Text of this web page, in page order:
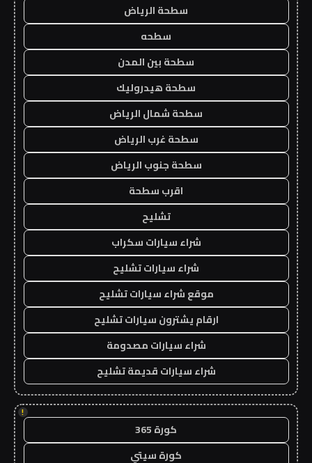
سطحة الرياض
سطحه
سطحة بين المدن
سطحة هيدروليك
سطحة شمال الرياض
سطحة غرب الرياض
سطحة جنوب الرياض
اقرب سطحة
تشليح
شراء سيارات سكراب
شراء سيارات تشليح
موقع شراء سيارات تشليح
ارقام يشترون سيارات تشليح
شراء سيارات مصدومة
شراء سيارات قديمة تشليح
!
كورة 365
كورة سيتي